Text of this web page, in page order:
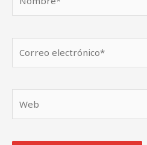
electrónico*